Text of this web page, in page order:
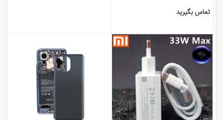
تماس بگیرید